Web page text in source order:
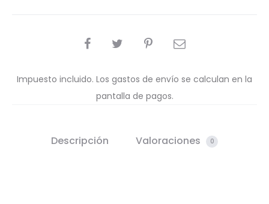
COMPARTIR
Impuesto incluido. Los gastos de envío se calculan en la
pantalla de pagos.
Descripción Valoraciones 0